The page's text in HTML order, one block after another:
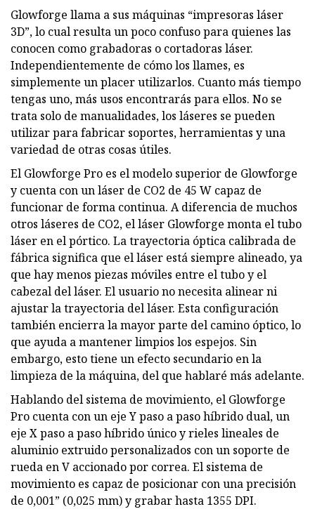
Glowforge llama a sus máquinas “impresoras láser
3D”, lo cual resulta un poco confuso para quienes las
conocen como grabadoras o cortadoras láser.
Independientemente de cómo los llames, es
simplemente un placer utilizarlos. Cuanto más tiempo
tengas uno, más usos encontrarás para ellos. No se
trata solo de manualidades, los láseres se pueden
utilizar para fabricar soportes, herramientas y una
variedad de otras cosas útiles.
El Glowforge Pro es el modelo superior de Glowforge
y cuenta con un láser de CO2 de 45 W capaz de
funcionar de forma continua. A diferencia de muchos
otros láseres de CO2, el láser Glowforge monta el tubo
láser en el pórtico. La trayectoria óptica calibrada de
fábrica significa que el láser está siempre alineado, ya
que hay menos piezas móviles entre el tubo y el
cabezal del láser. El usuario no necesita alinear ni
ajustar la trayectoria del láser. Esta configuración
también encierra la mayor parte del camino óptico, lo
que ayuda a mantener limpios los espejos. Sin
embargo, esto tiene un efecto secundario en la
limpieza de la máquina, del que hablaré más adelante.
Hablando del sistema de movimiento, el Glowforge
Pro cuenta con un eje Y paso a paso híbrido dual, un
eje X paso a paso híbrido único y rieles lineales de
aluminio extruido personalizados con un soporte de
rueda en V accionado por correa. El sistema de
movimiento es capaz de posicionar con una precisión
de 0,001” (0,025 mm) y grabar hasta 1355 DPI.